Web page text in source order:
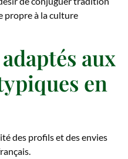
propre à la culture
aux
en
des profils et des envies